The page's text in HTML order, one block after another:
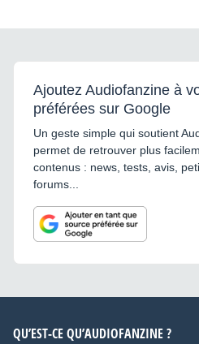
Ajoutez Audiofanzine à
préférées sur Google
Un geste simple qui soutient
permet de retrouver plus
contenus : news, tests, avis,
forums...
QU’EST-CE QU’AUDIOFANZINE ?